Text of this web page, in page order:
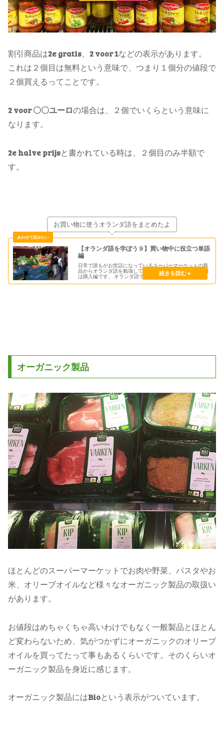
割引商品は2e gratis、 2 voor 1などの表示があります。
これは２個目は無料という意味で、つまり１個分の値段で
２個買えるってことです。
2 voor 〇〇ユーロの場合は、２個でいくらという意味に
なります。
2e halve prijsと書かれている時は、２個目のみ半額で
す。
お買い物に使うオランダ語をまとめたよ
【オランダ語を学ぼう９】買い物中に役立つ単語
編
日常で誰もがお世話になっているスーパーマーケットの商
品からオランダ語を勉強してみようシリーズ第９弾。 今日
は購入編です。 オランダ語で買い物をするは
Winkelen（ウィンクレン）と言います。 日本同様にオラ
オーガニック製品
ほとんどのスーパーマーケットでお肉や野菜、パスタやお
米、オリーブオイルなど様々なオーガニック製品の取扱い
があります。
お値段はめちゃくちゃ高いわけでもなく一般製品とほとん
ど変わらないため、気がつかずにオーガニックのオリーブ
オイルを買ってたって事もあるくらいです。そのくらいオ
ーガニック製品を身近に感じます。
オーガニック製品にはBioという表示がついています。